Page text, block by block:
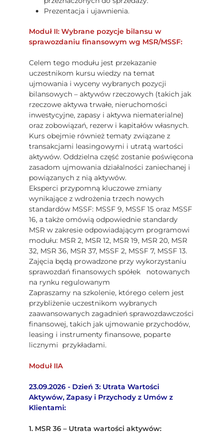
Prezentacja i ujawnienia.
Moduł II: Wybrane pozycje bilansu w
sprawozdaniu finansowym wg MSR/MSSF:
Celem tego modułu jest przekazanie
uczestnikom kursu wiedzy na temat
ujmowania i wyceny wybranych pozycji
bilansowych – aktywów rzeczowych (takich jak
rzeczowe aktywa trwałe, nieruchomości
inwestycyjne, zapasy i aktywa niematerialne)
oraz zobowiązań, rezerw i kapitałów własnych.
Kurs obejmie również tematy związane z
transakcjami leasingowymi i utratą wartości
aktywów. Oddzielna część zostanie poświęcona
zasadom ujmowania działalności zaniechanej i
powiązanych z nią aktywów.
Eksperci przypomną kluczowe zmiany
wynikające z wdrożenia trzech nowych
standardów MSSF: MSSF 9, MSSF 15 oraz MSSF
16, a także omówią odpowiednie standardy
MSR w zakresie odpowiadającym programowi
modułu: MSR 2, MSR 12, MSR 19, MSR 20, MSR
32, MSR 36, MSR 37, MSSF 2, MSSF 7, MSSF 13.
Zajęcia będą prowadzone przy wykorzystaniu
sprawozdań finansowych spółek notowanych
na rynku regulowanym
Zapraszamy na szkolenie, którego celem jest
przybliżenie uczestnikom wybranych
zaawansowanych zagadnień sprawozdawczości
finansowej, takich jak ujmowanie przychodów,
leasing i instrumenty finansowe, poparte
licznymi przykładami.
Moduł IIA
23.09.2026 - Dzień 3: Utrata Wartości
Aktywów, Zapasy i Przychody z Umów z
Klientami:
1. MSR 36 – Utrata wartości aktywów: